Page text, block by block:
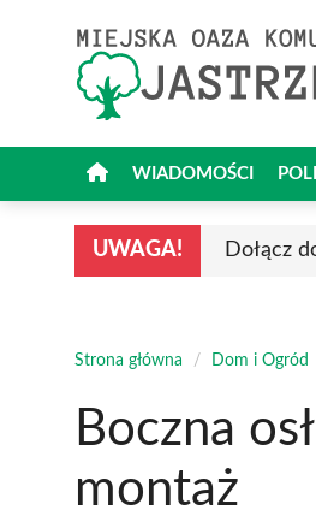
WIADOMOŚCI
UWAGA! Dołącz
Strona główna / Dom i Ogród
Boczna
montaż